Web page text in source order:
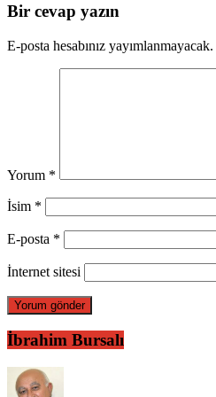
Bir cevap yazın
E-posta hesabınız yayımlanmayacak.
Yorum *
İsim *
E-posta *
İnternet sitesi
İbrahim Bursalı